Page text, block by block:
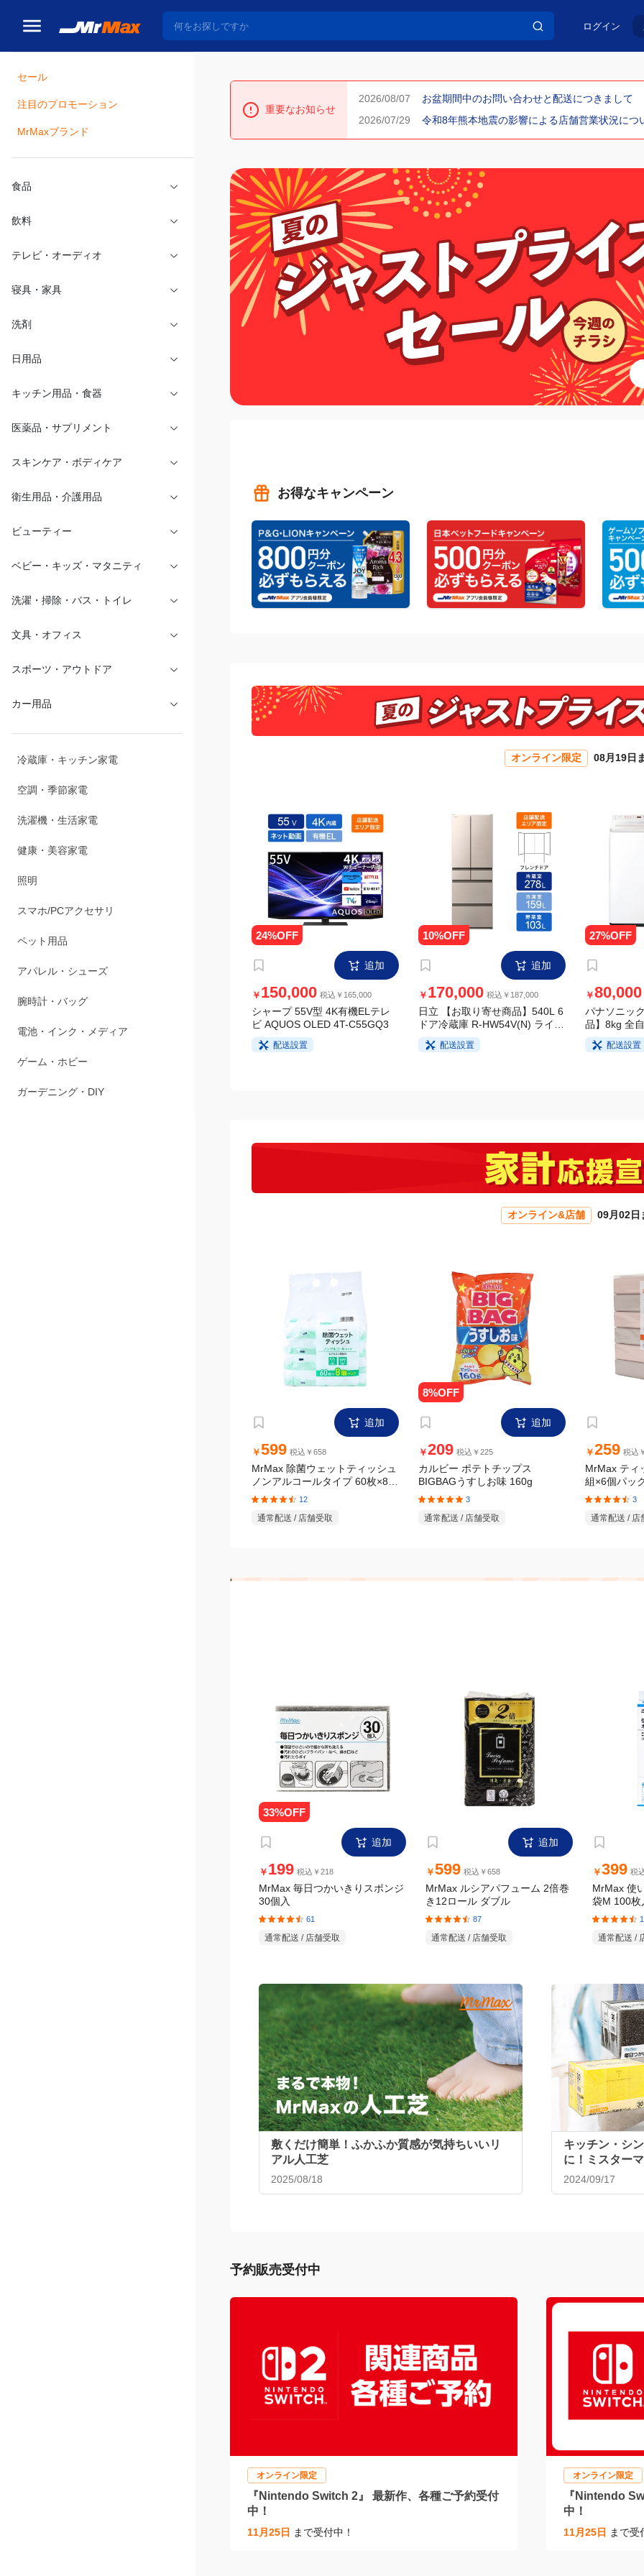
ログイン
セール
注目のプロモーション
MrMaxブランド
食品
飲料
テレビ・オーディオ
寝具・家具
洗剤
日用品
カー用品
冷蔵庫・キッチン家電
空調・季節家電
洗濯機・生活家電
健康・美容家電
照明
スマホ/PCアクセサリ
重要なお知らせ
お盆期間中のお問い合わせと配送につきまして
令和8年熊本地震の影響による店舗営業状況に
お得なキャンペーン
オンライン限定 08月19日
追加
￥ 150,000 税込￥165,000
シャープ 55V型 4K有機ELテレ
ビ AQUOS OLED 4T-C55GQ3
配送設置
追加
￥ 170,000 税込￥187,000
日立 【お取り寄せ商品】540L 6
ドア冷蔵庫 R-HW54V(N) ライト
ゴールド配送設置
￥80,000
パナソニッ
品】8kg 全
FA8H5-W
配送設置
オンライン&店舗
追加
599
MrMax 除菌ウェットティッシュ
ノンアルコールタイプ 60枚×8個
12
追加
209
カルビー ポテトチップス
BIGBAGうすしお味 160g
259
MrMax ティ
組×6個パッ
郵便番号でエリアチェック！
追加
￥199 税込￥218
MrMax 毎日つかいきりスポンジ
30個入
61
通常配送 / 店舗受取
追加
￥599 税込￥658
MrMax ルシアパフューム 2倍巻
き12ロール ダブル
87
￥399 税
MrMax 使
袋M 100枚
通常配送 /
敷くだけ簡単！ふかふか質感が気持ちいいリ
アル人工芝
キッチン・シ
に！ミスター
予約販売受付中